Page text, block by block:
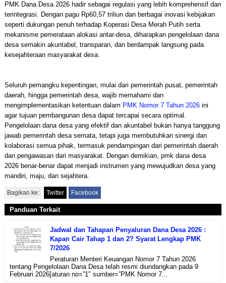
PMK Dana Desa 2026 hadir sebagai regulasi yang lebih komprehensif dan
terintegrasi. Dengan pagu Rp60,57 triliun dan berbagai inovasi kebijakan
seperti dukungan penuh terhadap Koperasi Desa Merah Putih serta
mekanisme pemerataan alokasi antar-desa, diharapkan pengelolaan dana
desa semakin akuntabel, transparan, dan berdampak langsung pada
kesejahteraan masyarakat desa.
Seluruh pemangku kepentingan, mulai dari pemerintah pusat, pemerintah
daerah, hingga pemerintah desa, wajib memahami dan
mengimplementasikan ketentuan dalam PMK Nomor 7 Tahun 2026ini
agar tujuan pembangunan desa dapat tercapai secara optimal.
Pengelolaan dana desa yang efektif dan akuntabel bukan hanya tanggung
jawab pemerintah desa semata, tetapi juga membutuhkan sinergi dan
kolaborasi semua pihak, termasuk pendampingan dari pemerintah daerah
dan pengawasan dari masyarakat. Dengan demikian, pmk dana desa
2026 benar-benar dapat menjadi instrumen yang mewujudkan desa yang
mandiri, maju, dan sejahtera.
Bagikan ke: Twitter Facebook
Panduan Terkait
Jadwal dan Tahapan Penyaluran Dana Desa 2026 :
Kapan Cair Tahap 1 dan 2? Syarat Lengkap PMK
7/2026
Peraturan Menteri Keuangan Nomor 7 Tahun 2026
tentang Pengelolaan Dana Desa telah resmi diundangkan pada 9
Februari 2026[aturan no=”1″ sumber=”PMK Nomor 7...